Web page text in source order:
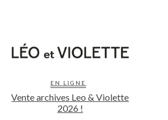
EN LIGNE
Vente archives Leo & Violette
2026 !